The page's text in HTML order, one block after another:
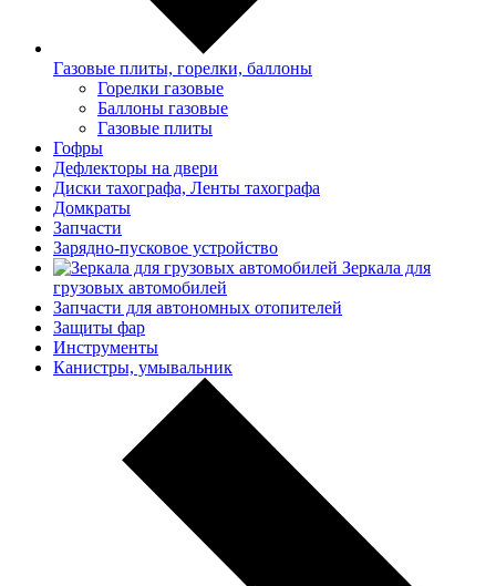
Газовые плиты, горелки, баллоны
Горелки газовые
Баллоны газовые
Газовые плиты
Гофры
Дефлекторы на двери
Диски тахографа, Ленты тахографа
Домкраты
Запчасти
Зарядно-пусковое устройство
Зеркала для
грузовых автомобилей
Запчасти для автономных отопителей
Защиты фар
Инструменты
Канистры, умывальник